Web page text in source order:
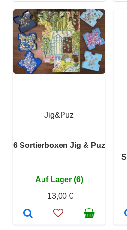
Jig&Puz
6 Sortierboxen Jig & Puz
Auf Lager (6)
13,00 €